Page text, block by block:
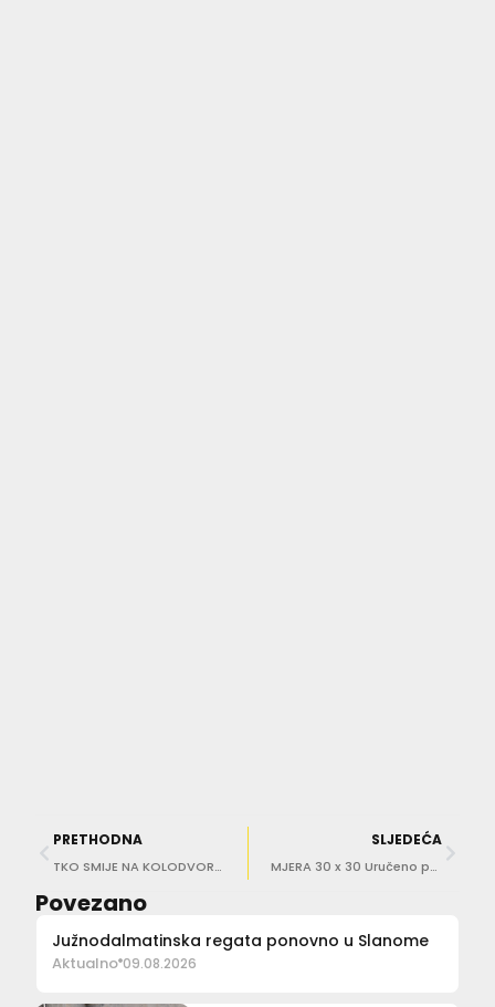
PRETHODNA
TKO SMIJE NA KOLODVOR, A TKO NE? Pezo: Problem su oni bez koncesije
SLJEDEĆA
MJERA 30 x 30 Uručeno pet novih ugovora za rješavanje stambenog pitanja
Povezano
Južnodalmatinska regata ponovno u Slanome
Aktualno 09.08.2026